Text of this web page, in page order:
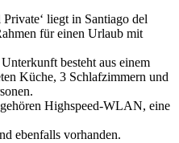
liegt in Santiago del
für einen Urlaub mit
besteht aus einem
Küche, 3 Schlafzimmern und
Highspeed-WLAN, eine
ebenfalls vorhanden.